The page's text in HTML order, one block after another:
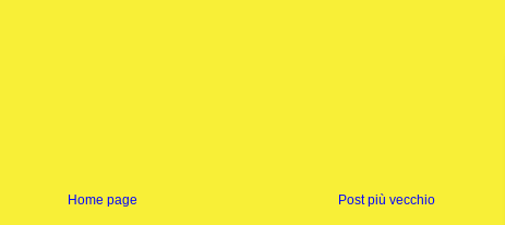
Post più vecchio
Home page